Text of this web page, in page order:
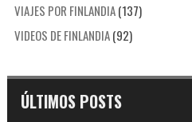
VIAJES POR FINLANDIA(137)
VIDEOS DE FINLANDIA(92)
ÚLTIMOS POSTS